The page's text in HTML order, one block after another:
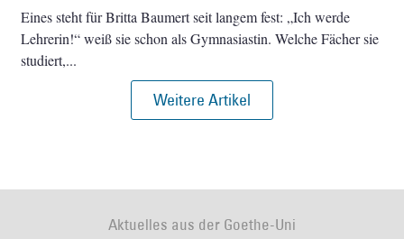
Eines steht für Britta Baumert seit langem fest: „Ich werde
Lehrerin!“ weiß sie schon als Gymnasiastin. Welche Fächer sie
studiert,
Weitere Artikel
Aktuelles aus der Goethe-Uni